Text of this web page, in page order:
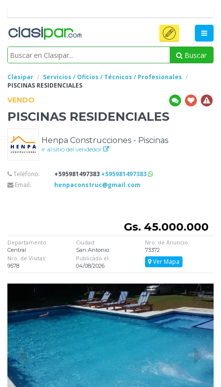
Buscar
Clasipar
Servicios / Oficios / Técnicos / Profesionales
PISCINAS RESIDENCIALES
VENDO
PISCINAS RESIDENCIALES
Henpa Construcciones - Piscinas
Ir al sitio del vendedor
Teléfono: +595981497383 +595981497383
Email:
henpaconstruc@gmail.com
Gs. 45.000.000
Departamento:
Central
Ciudad:
San Antonio
Nro. de Anuncio:
73372
Nro. de Visitas:
9578
Publicado el:
04/08/2026
Ver Mapa